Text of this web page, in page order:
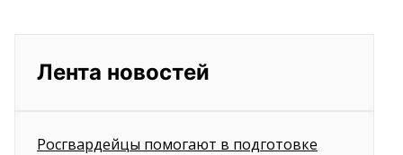
Лента новостей
Росгвардейцы помогают в подготовке